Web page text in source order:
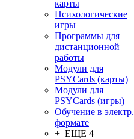
карты
Психологические
игры
Программы для
дистанционной
работы
Модули для
PSYCards (карты)
Модули для
PSYCards (игры)
Обучение в электр.
формате
+ ЕЩЕ 4